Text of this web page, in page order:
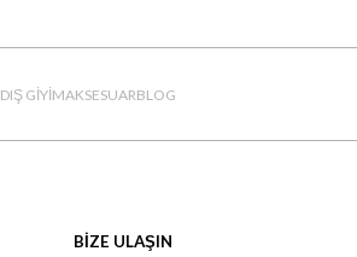
DIŞ GİYİMAKSESUARBLOG
BİZE ULAŞIN